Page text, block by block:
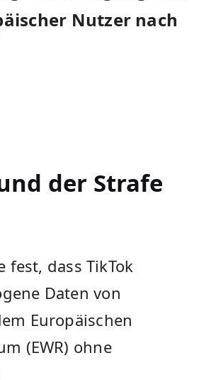
Nutzer nach⁣
der Strafe
fest, dass TikTok
Daten von
Europäischen
(EWR) ‍ohne